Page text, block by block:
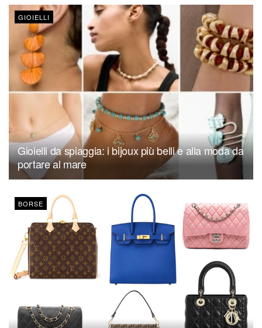
GIOIELLI
Gioielli da spiaggia: i bijoux più belli e alla moda da
portare al mare
BORSE